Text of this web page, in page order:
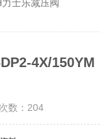
士乐减压阀
4X/150YM
数：204